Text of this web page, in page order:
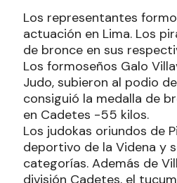
Los representantes
actuación en Lima. Los
de bronce en sus
Los formoseños Galo
Judo, subieron al podio
consiguió la medalla de
en Cadetes -55 kilos.
Los judokas oriundos de
deportivo de la Videna y
categorías. Además de
división Cadetes, el